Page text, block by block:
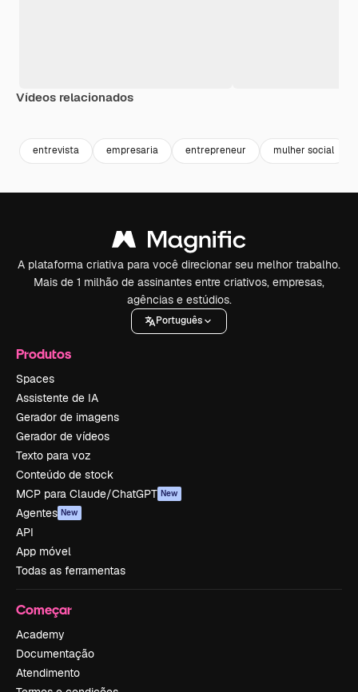
Vídeos relacionados
entrevista empresaria entrepreneur mulher social
A plataforma criativa para você direcionar seu melhor trabalho.
Mais de 1 milhão de assinantes entre criativos, empresas,
agências e estúdios.
Português
Produtos
Spaces
Assistente de IA
Gerador de imagens
Gerador de vídeos
Texto para voz
Conteúdo de stock
MCP para Claude/ChatGPT New
Agentes New
API
App móvel
Todas as ferramentas
Começar
Academy
Documentação
Atendimento